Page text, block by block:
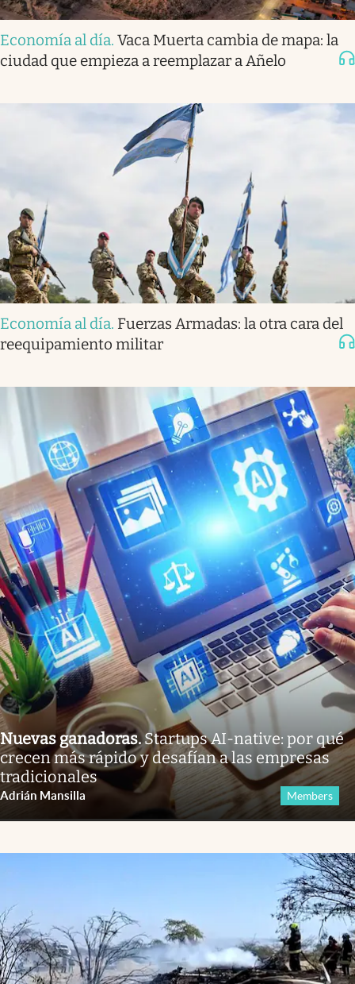
Economía al día. Vaca Muerta cambia de mapa: la
ciudad que empieza a reemplazar a Añelo
Economía al día. Fuerzas Armadas: la otra cara del
reequipamiento militar
Nuevas ganadoras.Startups AI-native: por qué
crecen más rápido y desafían a las empresas
tradicionales
Adrián Mansilla Members